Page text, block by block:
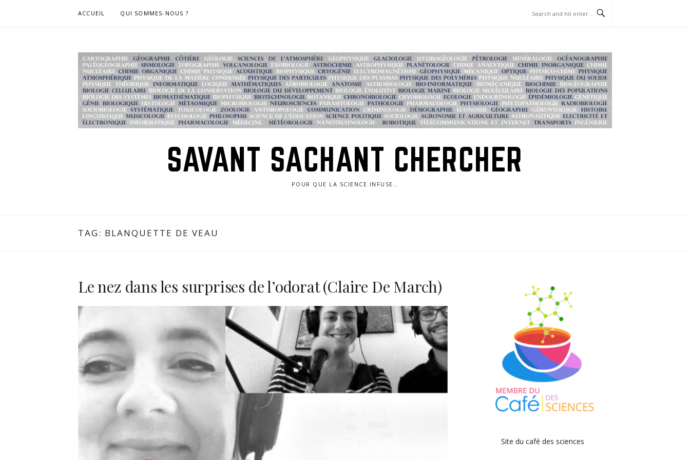
ACCUEIL QUI SOMMES-NOUS ?
SAVANT SACHANT CHERCHER
POUR QUE LA SCIENCE INFUSE…
TAG: BLANQUETTE DE VEAU
Le nez dans les surprises de l’odorat (Claire De March)
Site du café des sciences